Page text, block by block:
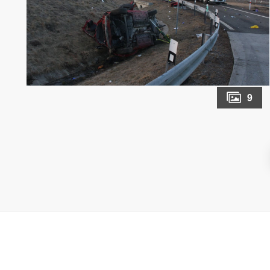
stanice Kroměříž už na místě zasahovaly
posádky zdravotnické záchranné služby.
Řidič a dva spolucestující byli při nehodě
zraněni a v péči záchranářů. Jednoho z nich
museli hasiči z vozidla vytáhnout. Třetí
spolucestující utrpěl zranění, která nebyla
9